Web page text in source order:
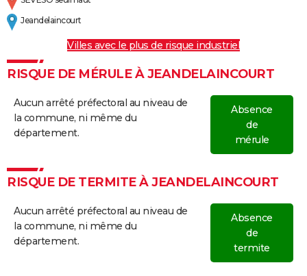
Jeandelaincourt
Villes avec le plus de risque industriel
RISQUE DE MÉRULE À JEANDELAINCOURT
Aucun arrêté préfectoral au niveau de
la commune, ni même du
département.
Absence
de
mérule
RISQUE DE TERMITE À JEANDELAINCOURT
Aucun arrêté préfectoral au niveau de
la commune, ni même du
département.
Absence
de
termite